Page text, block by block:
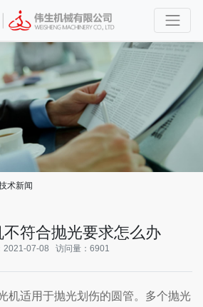
术新闻
不符合抛光要求怎么办
2021-07-08 访问量：6901
机适用于抛光划伤的圆管。多个抛光